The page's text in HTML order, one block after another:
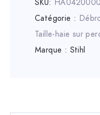
SKU:
Catégorie :
Taille-haie sur
Marque : Stihl